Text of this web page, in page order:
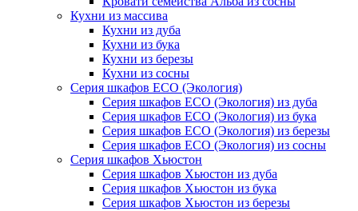
Кухни из массива
Кухни из дуба
Кухни из бука
Кухни из березы
Кухни из сосны
Серия шкафов ECO (Экология)
Серия шкафов ECO (Экология) из дуба
Серия шкафов ECO (Экология) из бука
Серия шкафов ECO (Экология) из березы
Серия шкафов ECO (Экология) из сосны
Серия шкафов Хьюстон
Серия шкафов Хьюстон из дуба
Серия шкафов Хьюстон из бука
Серия шкафов Хьюстон из березы